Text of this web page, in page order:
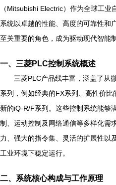
（Mitsubishi Electric）作为全球工
系统以卓越的性能、高度的可靠性和
至关重要的角色，成为驱动现代智能
一、三菱PLC控制系统概述
三菱PLC产品线丰富，涵盖了从
系列，例如经典的FX系列、高性价
新的iQ-R/F系列。这些控制系统能够
制、运动控制及网络通信等多样化需
力、强大的指令集、灵活的扩展性以
工业环境下稳定运行。
二、系统核心构成与工作原理